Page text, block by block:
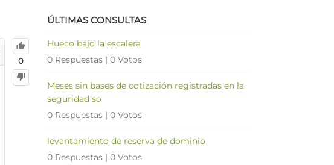
0
ÚLTIMAS CONSULTAS
Hueco bajo la escalera
0 Respuestas | 0 Votos
Meses sin bases de cotización registradas en la
seguridad so
0 Respuestas | 0 Votos
levantamiento de reserva de dominio
0 Respuestas | 0 Votos